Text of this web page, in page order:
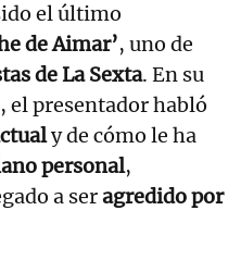
el último
de Aimar’, uno de
de La Sexta. En su
, el presentador habló
y de cómo le ha
personal,
a seragredido por